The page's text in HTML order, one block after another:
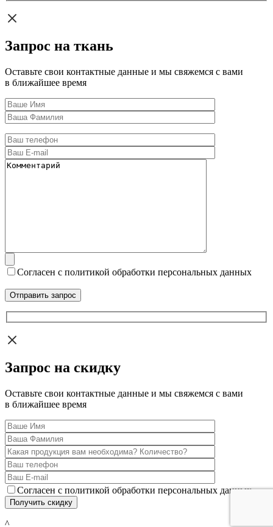
Запрос на ткань
Оставьте свои контактные данные и мы свяжемся с вами
в ближайшее время
Согласен с политикой обработки персональных данных
Запрос на скидку
Оставьте свои контактные данные и мы свяжемся с вами
в ближайшее время
Согласен с политикой обработки персональных данных
^